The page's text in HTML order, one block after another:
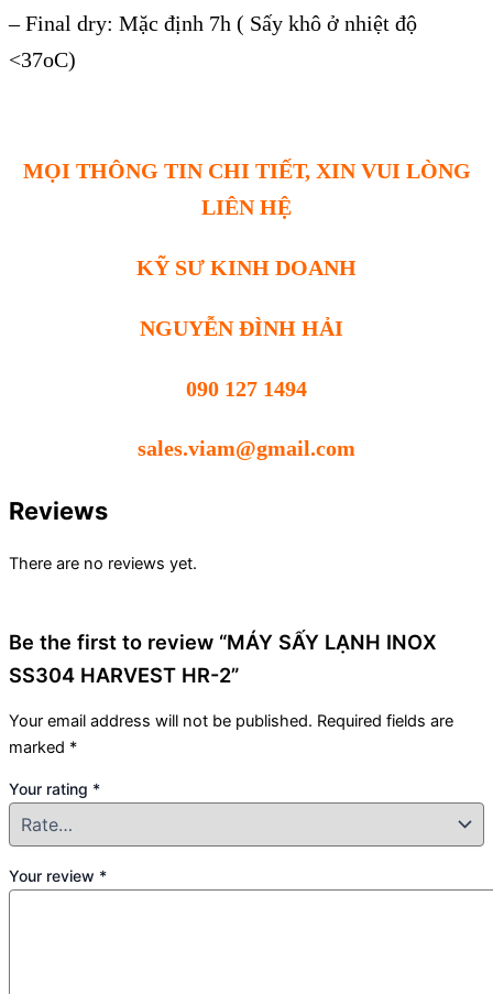
–Final dry: Mặc định 7h ( Sấy khô ở nhiệt độ
<37oC)
MỌI THÔNG TIN CHI TIẾT, XIN VUI LÒNG
LIÊN HỆ
KỸ SƯ KINH DOANH
NGUYỄN ĐÌNH HẢI
090 127 1494
sales.viam@gmail.com
Reviews
There are no reviews yet.
Be the first to review “MÁY SẤY LẠNH INOX
SS304 HARVEST HR-2”
Your email address will not be published. Required fields are
marked *
Your rating *
Your review *